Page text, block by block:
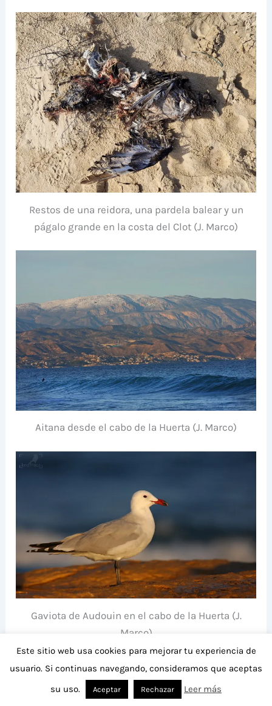
Restos de una reidora, una pardela balear y un
págalo grande en la costa del Clot (J. Marco)
Aitana desde el cabo de la Huerta (J. Marco)
Gaviota de Audouin en el cabo de la Huerta (J.
Marco)
Este sitio web usa cookies para mejorar tu experiencia de
usuario. Si continuas navegando, consideramos que aceptas
su uso.
Aceptar Rechazar Leer más